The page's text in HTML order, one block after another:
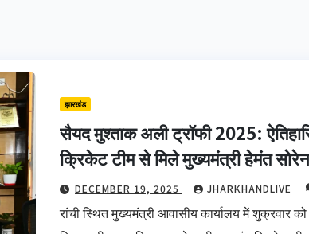
झारखंड
सैयद मुश्ताक अली ट्रॉफी 2025:
क्रिकेट टीम से मिले मुख्यमंत्री हेमंत
DECEMBER 19, 2025 JHARKHANDLIVE
रांची स्थित मुख्यमंत्री आवासीय कार्यालय में शुक्रवार